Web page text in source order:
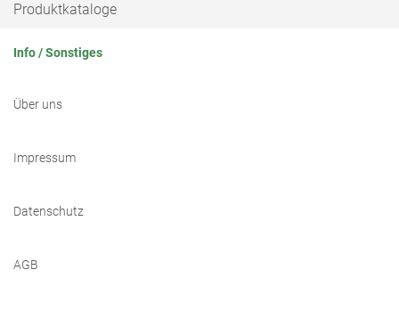
Produktkataloge
Info / Sonstiges
Über uns
Impressum
Datenschutz
AGB